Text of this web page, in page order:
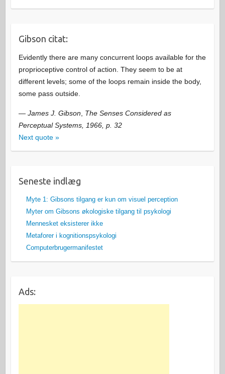
Gibson citat:
Evidently there are many concurrent loops available for the
proprioceptive control of action. They seem to be at
different levels; some of the loops remain inside the body,
some pass outside.
— James J. Gibson
The Senses Considered as
Perceptual Systems, 1966, p. 32
Next quote »
Seneste indlæg
Myte 1: Gibsons tilgang er kun om visuel perception
Myter om Gibsons økologiske tilgang til psykologi
Mennesket eksisterer ikke
Metaforer i kognitionspsykologi
Computerbrugermanifestet
Ads: